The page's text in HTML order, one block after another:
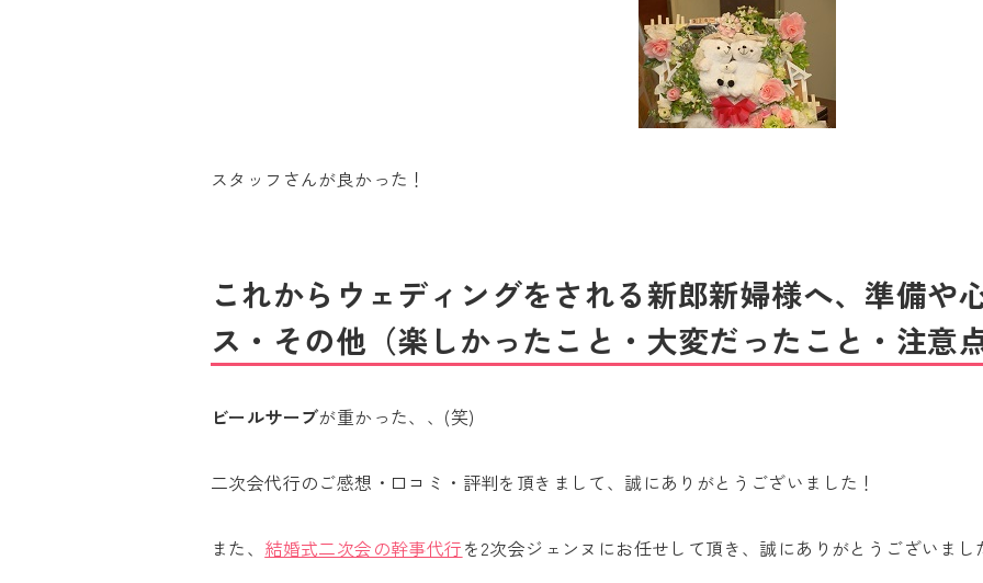
スタッフさんが良かった！
これからウェディングをされる新郎新婦様へ、準備や
ス・その他（楽しかったこと・大変だったこと・注意
ビールサーブが重かった、、(笑)
二次会代行のご感想・口コミ・評判を頂きまして、誠にありがとうございました！
また、 結婚式二次会の幹事代行を2次会ジェンヌにお任せして頂き、誠にありがとうございまし